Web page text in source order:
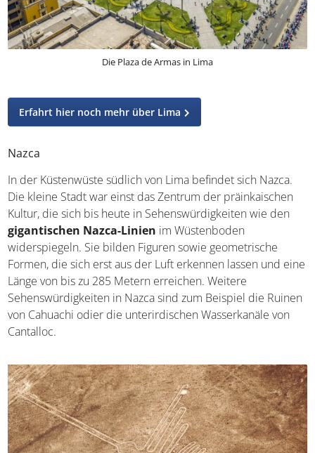
Die Plaza de Armas in Lima
Nazca
In der Küstenwüste südlich von Lima befindet sich Nazca.
Die kleine Stadt war einst das Zentrum der präinkaischen
Kultur, die sich bis heute in Sehenswürdigkeiten wie den
gigantischen Nazca-Linienim Wüstenboden
widerspiegeln. Sie bilden Figuren sowie geometrische
Formen, die sich erst aus der Luft erkennen lassen und
eine Länge von bis zu 285 Metern erreichen. Weitere
Ruinen von Cahuachi odier die unterirdischen
Wasserkanäle von Cantalloc.